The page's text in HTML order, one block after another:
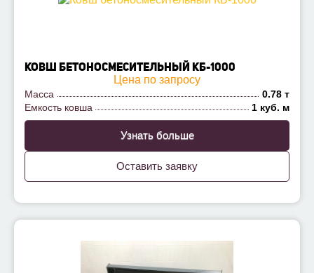
КОВШ БЕТОНОСМЕСИТЕЛЬНЫЙ КБ-1000
Цена по запросу
Масса
0.78 т
Емкость ковша
1 куб. м
Узнать больше
Оставить заявку